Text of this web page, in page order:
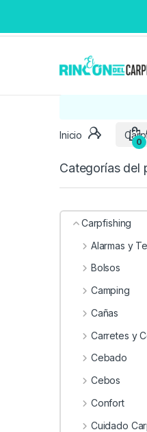
Inicio
Categorías del
Carpfishing
Alarmas y
Bolsos
Camping
Cañas
Carretes y
Cebado
Cebos
Confort
Cuidado